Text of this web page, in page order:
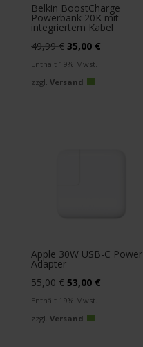
Belkin BoostCharge
Powerbank 20K mit
integriertem Kabel
49,99€ Ursprünglicher
Preis
war:
35,00 €Aktueller
Enthält 19% Mwst.
zzgl. Versand
Apple 30W USB-C Power
Adapter
55,00€ Ursprünglicher
Preis
war:
53,00 €Aktueller
Enthält 19% Mwst.
zzgl. Versand